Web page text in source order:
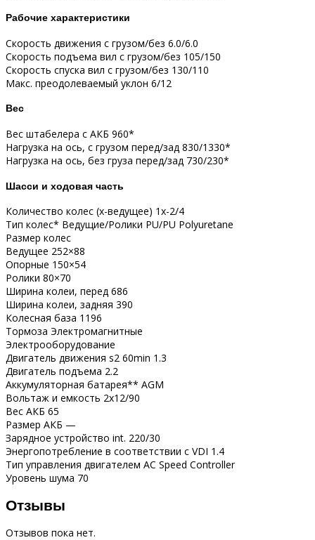
Рабочие характеристики
Скорость движения с грузом/без 6.0/6.0
Скорость подъема вил с грузом/без 105/150
Скорость спуска вил с грузом/без 130/110
Макс. преодолеваемый уклон 6/12
Вес
Вес штабелера с АКБ 960*
Нагрузка на ось, с грузом перед/зад 830/1330*
Нагрузка на ось, без груза перед/зад 730/230*
Шасси и ходовая часть
Количество колес (x-ведущее) 1х-2/4
Тип колес* Ведущие/Ролики PU/PU Polyuretane
Размер колес
Ведущее 252×88
Опорные 150×54
Ролики 80×70
Ширина колеи, перед 686
Ширина колеи, задняя 390
Колесная база 1196
Тормоза Электромагнитные
Электрооборудование
Двигатель движения s2 60min 1.3
Двигатель подъема 2.2
Аккумуляторная батарея** AGM
Вольтаж и емкость 2х12/90
Вес АКБ 65
Размер АКБ —
Зарядное устройство int. 220/30
Энергопотребление в соответствии с VDI 1.4
Тип управления двигателем AC Speed Controller
Уровень шума 70
Отзывы
Отзывов пока нет.